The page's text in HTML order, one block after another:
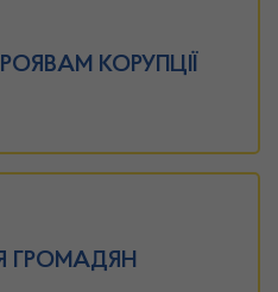
КОРУПЦІЇ
ГРОМАДЯН